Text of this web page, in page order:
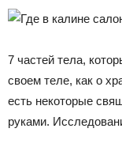
7 частей тела,
своем теле, как о
есть некоторые
руками.